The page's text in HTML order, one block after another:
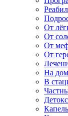
От
От
От
От
На
В